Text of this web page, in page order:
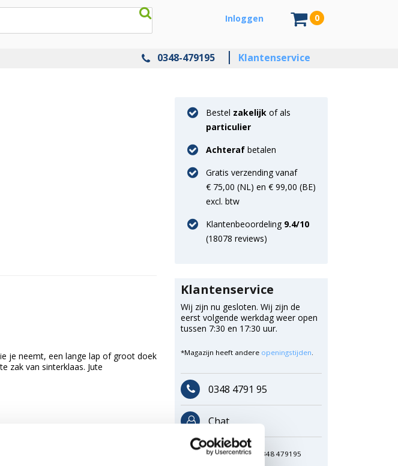
Inloggen 0
0348-479195 Klantenservice
je neemt, een lange lap of groot doek
zak van sinterklaas. Jute
Bestel zakelijk of als
particulier
Achteraf betalen
Gratis verzending vanaf
€ 75,00 (NL) en € 99,00 (BE)
excl. btw
Klantenbeoordeling 9.4/10
(18078 reviews)
Klantenservice
Wij zijn nu gesloten. Wij zijn de
eerst volgende werkdag weer open
tussen 7:30 en 17:30 uur.
*Magazijn heeft andere openingstijden.
0348 4791 95
Chat
WhatsApp 0348 479195